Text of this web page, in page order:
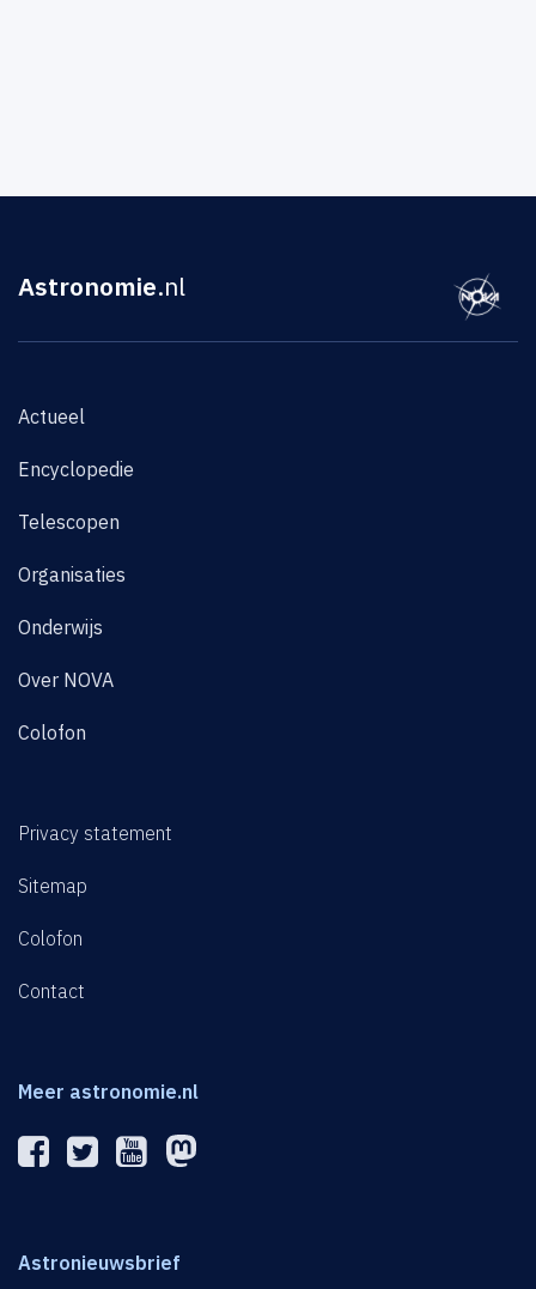
Astronomie.nl
Actueel
Encyclopedie
Telescopen
Organisaties
Onderwijs
Over NOVA
Colofon
Privacy statement
Sitemap
Colofon
Contact
Meer astronomie.nl
Astronieuwsbrief